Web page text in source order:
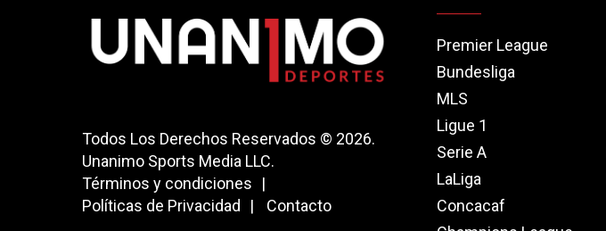
Todos Los Derechos Reservados © 2026.
Unanimo Sports Media LLC.
Términos y condiciones
Políticas de Privacidad
Contacto
Premier League
Bundesliga
MLS
Ligue 1
Serie A
LaLiga
Concacaf